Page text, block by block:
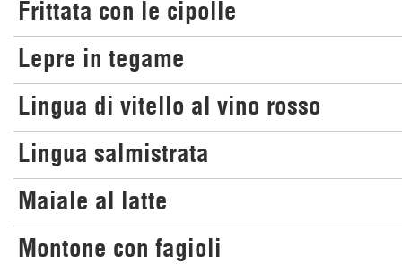
Frittata con le cipolle
Lepre in tegame
Lingua di vitello al vino rosso
Lingua salmistrata
Maiale al latte
Montone con fagioli